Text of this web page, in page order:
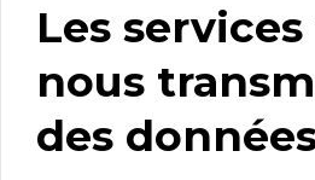
Les
nous
des